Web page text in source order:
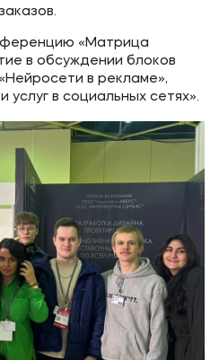
«Матрица
в обсуждении блоков
в рекламе»,
в социальных сетях».